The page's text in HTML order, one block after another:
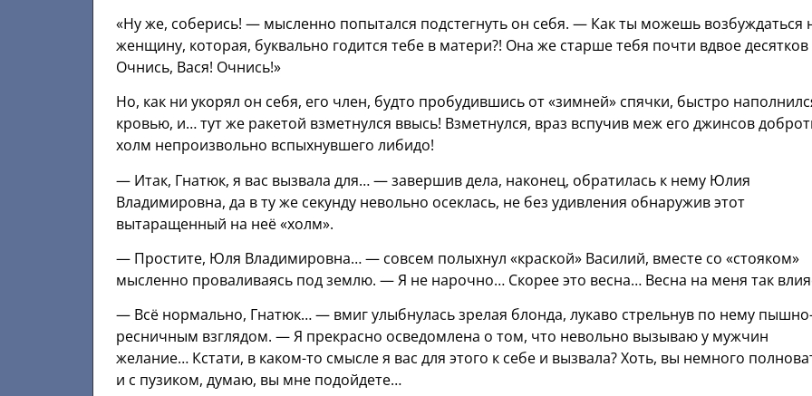
«Ну же, соберись! — мысленно попытался подстегнуть он себя. — Как ты можешь возбуждаться
женщину, которая, буквально годится тебе в матери?! Она же старше тебя почти вдвое десятков
Очнись, Вася! Очнись!»
Но, как ни укорял он себя, его член, будто пробудившись от «зимней» спячки, быстро
кровью, и… тут же ракетой взметнулся ввысь! Взметнулся, враз вспучив меж его джинсов
холм непроизвольно вспыхнувшего либидо!
— Итак, Гнатюк, я вас вызвала для… — завершив дела, наконец, обратилась к нему Юлия
Владимировна, да в ту же секунду невольно осеклась, не без удивления обнаружив этот
вытаращенный на неё «холм».
— Простите, Юля Владимировна… — совсем полыхнул «краской» Василий, вместе со «стояком»
мысленно проваливаясь под землю. — Я не нарочно… Скорее это весна… Весна на меня так
— Всё нормально, Гнатюк… — вмиг улыбнулась зрелая блонда, лукаво стрельнув по нему
ресничным взглядом. — Я прекрасно осведомлена о том, что невольно вызываю у мужчин
желание… Кстати, в каком-то смысле я вас для этого к себе и вызвала? Хоть, вы немного
и с пузиком, думаю, вы мне подойдете…